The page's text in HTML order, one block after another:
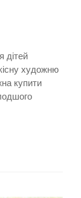
дітей
художню
купити